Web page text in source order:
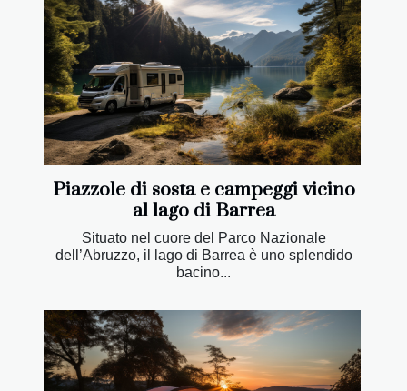
Piazzole di sosta e campeggi vicino
al lago di Barrea
Situato nel cuore del Parco Nazionale
dell’Abruzzo, il lago di Barrea è uno splendido
bacino...